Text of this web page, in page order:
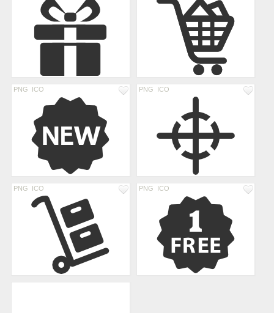
PNG ICO PNG ICO
PNG ICO PNG ICO